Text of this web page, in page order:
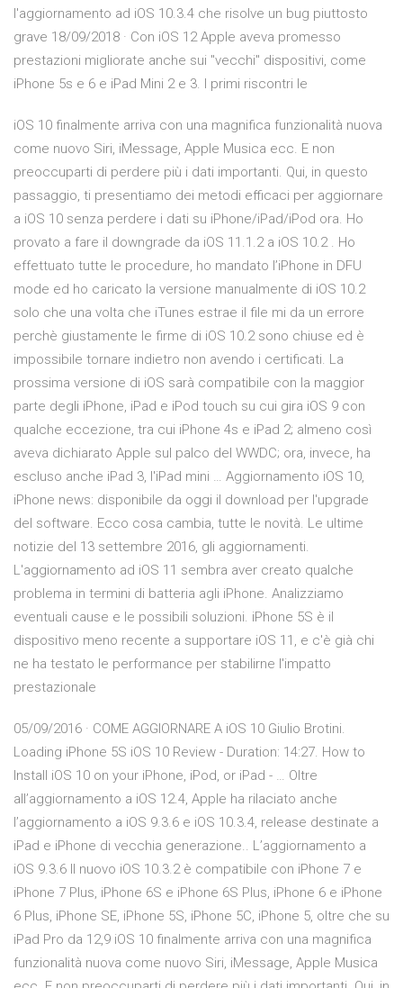
l'aggiornamento ad iOS 10.3.4 che risolve un bug piuttosto
grave 18/09/2018 · Con iOS 12 Apple aveva promesso
prestazioni migliorate anche sui "vecchi" dispositivi, come
iPhone 5s e 6 e iPad Mini 2 e 3. I primi riscontri le
iOS 10 finalmente arriva con una magnifica funzionalità nuova
come nuovo Siri, iMessage, Apple Musica ecc. E non
preoccuparti di perdere più i dati importanti. Qui, in questo
passaggio, ti presentiamo dei metodi efficaci per aggiornare
a iOS 10 senza perdere i dati su iPhone/iPad/iPod ora. Ho
provato a fare il downgrade da iOS 11.1.2 a iOS 10.2 . Ho
effettuato tutte le procedure, ho mandato l’iPhone in DFU
mode ed ho caricato la versione manualmente di iOS 10.2
solo che una volta che iTunes estrae il file mi da un errore
perchè giustamente le firme di iOS 10.2 sono chiuse ed è
impossibile tornare indietro non avendo i certificati. La
prossima versione di iOS sarà compatibile con la maggior
parte degli iPhone, iPad e iPod touch su cui gira iOS 9 con
qualche eccezione, tra cui iPhone 4s e iPad 2; almeno così
aveva dichiarato Apple sul palco del WWDC; ora, invece, ha
escluso anche iPad 3, l'iPad mini … Aggiornamento iOS 10,
iPhone news: disponibile da oggi il download per l'upgrade
del software. Ecco cosa cambia, tutte le novità. Le ultime
notizie del 13 settembre 2016, gli aggiornamenti.
L'aggiornamento ad iOS 11 sembra aver creato qualche
problema in termini di batteria agli iPhone. Analizziamo
eventuali cause e le possibili soluzioni. iPhone 5S è il
dispositivo meno recente a supportare iOS 11, e c'è già chi
ne ha testato le performance per stabilirne l'impatto
prestazionale
05/09/2016 · COME AGGIORNARE A iOS 10 Giulio Brotini.
Loading iPhone 5S iOS 10 Review - Duration: 14:27. How to
Install iOS 10 on your iPhone, iPod, or iPad - … Oltre
all’aggiornamento a iOS 12.4, Apple ha rilaciato anche
l’aggiornamento a iOS 9.3.6 e iOS 10.3.4, release destinate a
iPad e iPhone di vecchia generazione.. L’aggiornamento a
iOS 9.3.6 Il nuovo iOS 10.3.2 è compatibile con iPhone 7 e
iPhone 7 Plus, iPhone 6S e iPhone 6S Plus, iPhone 6 e iPhone
6 Plus, iPhone SE, iPhone 5S, iPhone 5C, iPhone 5, oltre che su
iPad Pro da 12,9 iOS 10 finalmente arriva con una magnifica
funzionalità nuova come nuovo Siri, iMessage, Apple Musica